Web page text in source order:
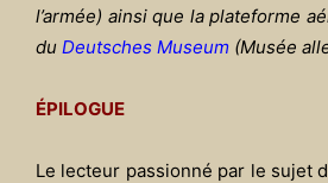
l’armée) ainsi que la plateforme
du Deutsches Museum (Musée
ÉPILOGUE
Le lecteur passionné par le sujet